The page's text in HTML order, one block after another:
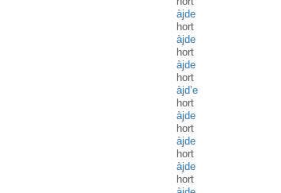
àjde
hort
àjde
hort
àjde
hort
àjd’e
hort
àjde
hort
àjde
hort
àjde
hort